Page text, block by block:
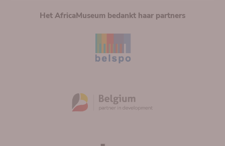
Het AfricaMuseum bedankt haar partners